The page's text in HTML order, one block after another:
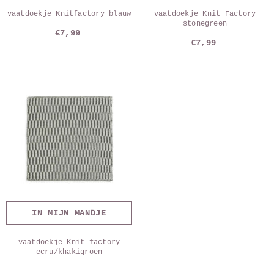
vaatdoekje Knitfactory blauw
€7,99
vaatdoekje Knit Factory
stonegreen
€7,99
IN MIJN MANDJE
vaatdoekje Knit factory
ecru/khakigroen